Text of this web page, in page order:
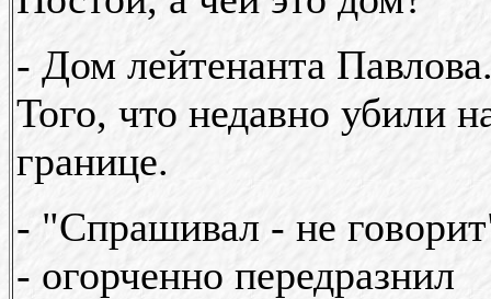
- Дом лейтенанта
Того, что недавно убили
границе.
- "Спрашивал - не
- огорченно передразнил